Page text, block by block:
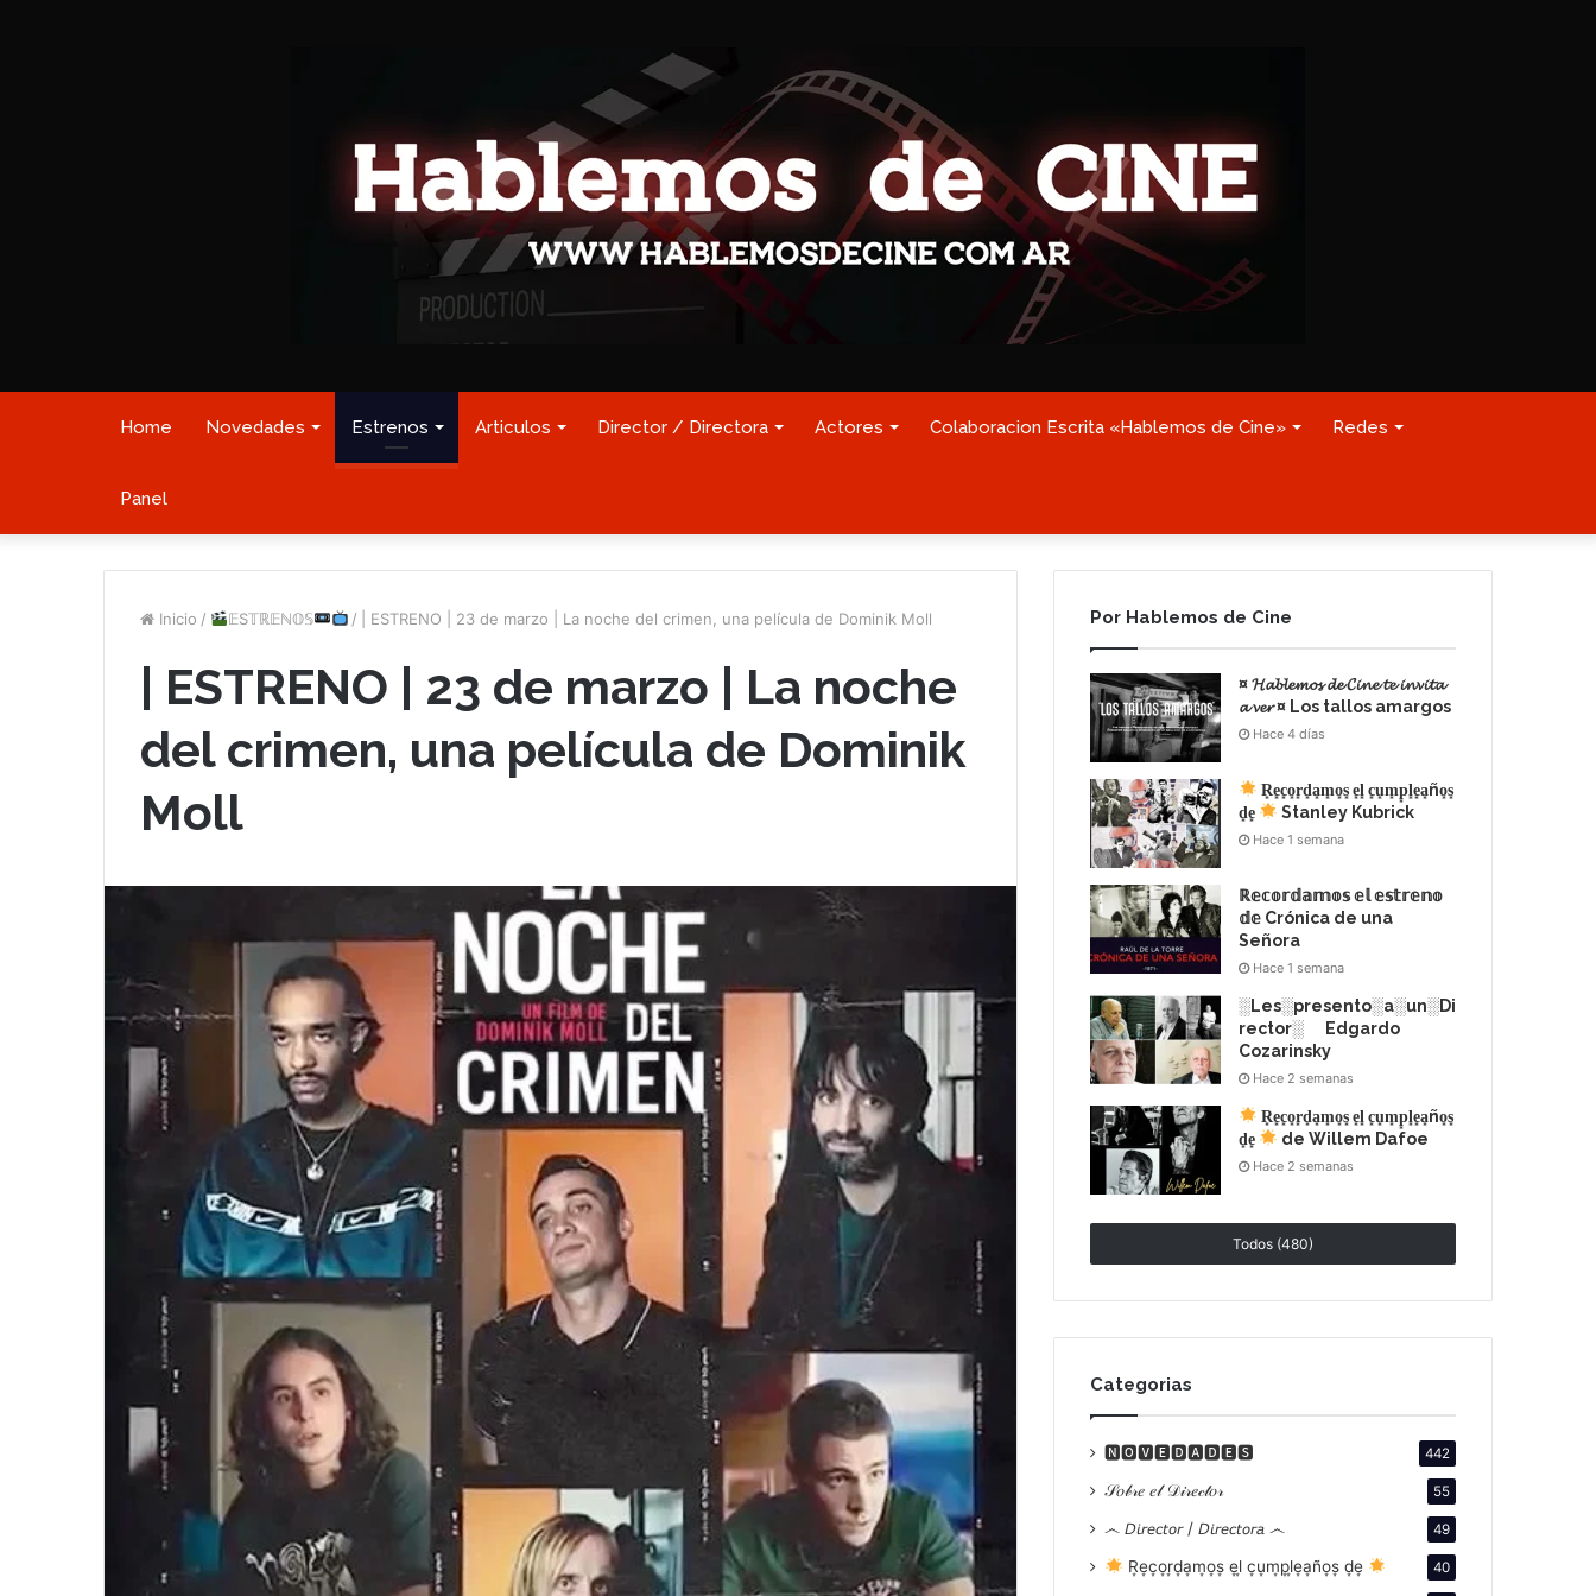
Home Novedades Estrenos Articulos Director / Directora Actores Colaboracion Escrita «Hablemos de Cine» Redes
Panel
Inicio / 𝔼S𝕋ℝ𝔼ℕ𝕆𝕊 / | ESTRENO | 23 de marzo | La noche del crimen, una película de Dominik Moll
| ESTRENO | 23 de marzo | La noche
del crimen, una película de Dominik
Moll
Por Hablemos de Cine
¤ 𝓗𝓪𝓫𝓵𝓮𝓶𝓸𝓼 𝓭𝓮 𝓒𝓲𝓷𝓮 𝓽𝓮 𝓲𝓷𝓿𝓲𝓽𝓪
𝓪 𝓿𝓮𝓻 ¤ Los tallos amargos
Hace 4 días
R͙e͙c͙o͙r͙d͙a͙m͙o͙s͙ e͙l͙ c͙u͙m͙p͙l͙e͙a͙ño͙s͙
d͙e͙
Stanley Kubrick
Hace 1 semana
ℝ𝕖𝕔𝕠𝕣𝕕𝕒𝕞𝕠𝕤 𝕖𝕝 𝕖𝕤𝕥𝕣𝕖𝕟𝕠
𝕕𝕖 Crónica de una
Señora
Hace 1 semana
░Les░presento░a░un░Di
rector░ Edgardo
Cozarinsky
Hace 2 semanas
R͙e͙c͙o͙r͙d͙a͙m͙o͙s͙ e͙l͙ c͙u͙m͙p͙l͙e͙a͙ño͙s͙
d͙e͙
de Willem Dafoe
Hace 2 semanas
Todos (480)
Categorias
🅽🅾🆅🅴🅳🅰🅳🅴🆂 442
𝒮𝑜𝒷𝓇𝑒 𝑒𝓁 𝒟𝒾𝓇𝑒𝒸𝓉𝑜𝓇 55
෴ 𝘋𝘪𝘳𝘦𝘤𝘵𝘰𝘳 / 𝘋𝘪𝘳𝘦𝘤𝘵𝘰𝘳𝘢 ෴ 49
R͙e͙c͙o͙r͙d͙a͙m͙o͙s͙ e͙l͙ c͙u͙m͙p͙l͙e͙a͙ño͙s͙ d͙e͙ 40